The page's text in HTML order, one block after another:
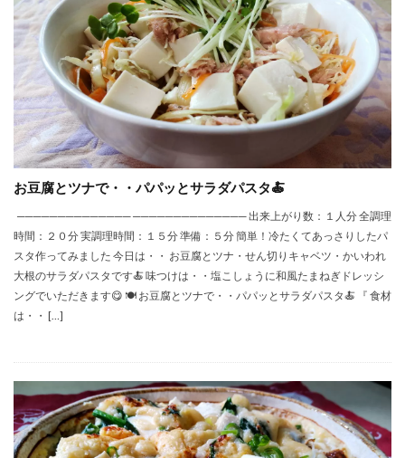
お豆腐とツナで・・パパッとサラダパスタ🍝
────────────── ────────────── 出来上がり数：１人分 全調理
時間：２０分 実調理時間：１５分 準備：５分 簡単！冷たくてあっさりしたパ
スタ作ってみました 今日は・・ お豆腐とツナ・せん切りキャベツ・かいわれ
大根のサラダパスタです🍝 味つけは・・塩こしょうに和風たまねぎドレッシ
ングでいただきます😋 🍽 お豆腐とツナで・・パパッとサラダパスタ🍝 『 食材
は・・ […]